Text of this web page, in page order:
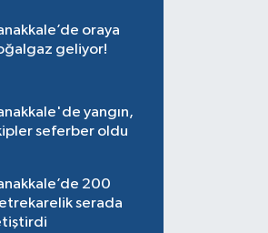
oraya
geliyor!
yangın,
seferber oldu
200
serada